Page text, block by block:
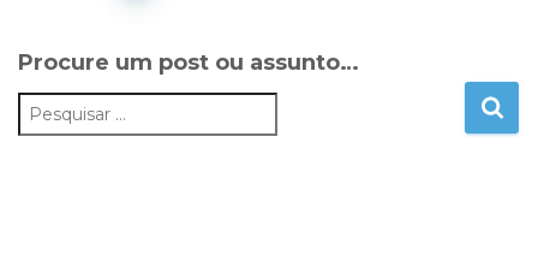
Procure um post ou assunto…